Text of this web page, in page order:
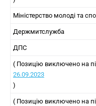
Міністерство молоді та
Держмитслужба
ДПС
( Позицію виключено на
26.09.2023
)
( Позицію виключено на